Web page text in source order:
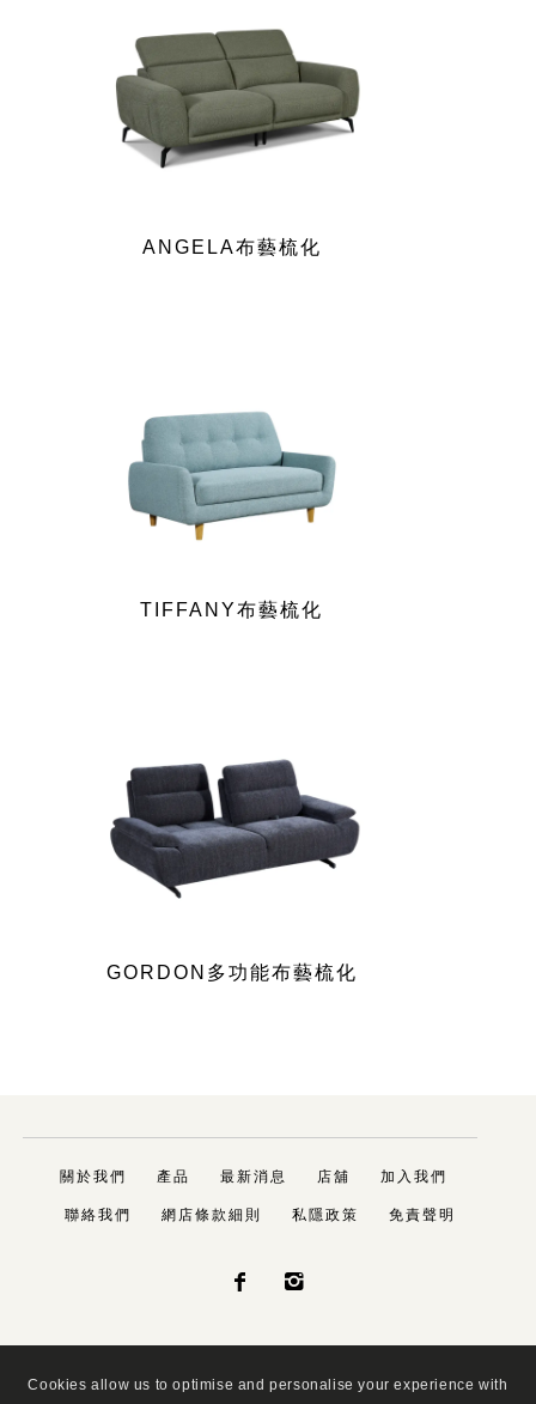
ANGELA布藝梳化
TIFFANY布藝梳化
GORDON多功能布藝梳化
關於我們 產品 最新消息 店舖 加入我們
聯絡我們 網店條款細則 私隱政策 免責聲明
 
Cookies allow us to optimise and personalise your experience with